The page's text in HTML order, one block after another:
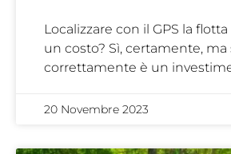
Localizzare con il GPS la
un costo? Sì, certamente, ma
correttamente è un
20 Novembre 2023